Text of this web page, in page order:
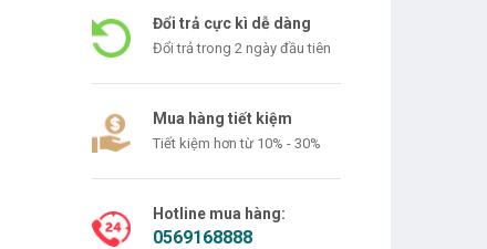
Đổi trả cực kì dễ dàng
Đổi trả trong 2 ngày đầu tiên
Mua hàng tiết kiệm
Tiết kiệm hơn từ 10% - 30%
Hotline mua hàng:
0569168888